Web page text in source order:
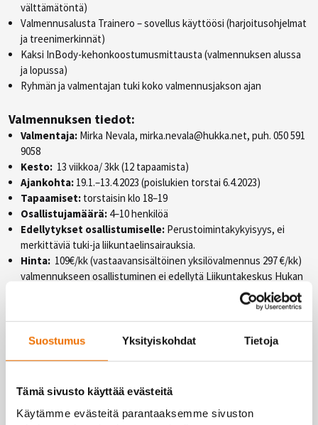
Suostumus Yksityiskohdat Tietoja
Tämä sivusto käyttää evästeitä
Käytämme evästeitä parantaaksemme sivuston
välttämätöntä)
Valmennusalusta Trainero – sovellus käyttöösi (harjoitusohjelmat
ja treenimerkinnät)
Kaksi InBody-kehonkoostumusmittausta (valmennuksen alussa
ja lopussa)
Ryhmän ja valmentajan tuki koko valmennusjakson ajan
Valmennuksen tiedot:
Valmentaja: Mirka Nevala, mirka.nevala@hukka.net, puh. 050 591
9058
Kesto: 13 viikkoa/ 3kk (12 tapaamista)
Ajankohta: 19.1.–13.4.2023 (poislukien torstai 6.4.2023)
Tapaamiset: torstaisin klo 18–19
Osallistujamäärä: 4–10 henkilöä
Edellytykset osallistumiselle: Perustoimintakykyisyys, ei
merkittäviä tuki-ja liikuntaelinsairauksia.
Hinta: 109€/kk (vastaavansisältöinen yksilövalmennus 297 €/kk)
valmennukseen osallistuminen ei edellytä Liikuntakeskus Hukan
Mirka Nevala